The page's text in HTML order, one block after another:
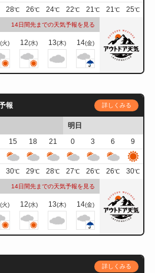
28℃ 26℃ 24℃ 22℃ 21℃ 21℃ 25℃
14日間先までの天気予報を見る
(火) 12(水) 13(木) 14(金)
報 詳しくみる
明日
15 18 21 0 3 6
9
30℃ 29℃ 28℃ 27℃ 26℃ 26℃ 30℃
14日間先までの天気予報を見る
(火) 12(水) 13(木) 14(金)
詳しくみる